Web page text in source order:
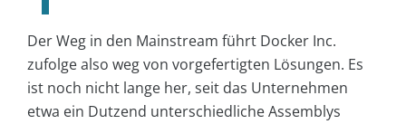
Der Weg in den Mainstream führt Docker Inc.
zufolge also weg von vorgefertigten Lösungen. Es
ist noch nicht lange her, seit das Unternehmen
etwa ein Dutzend unterschiedliche Assemblys